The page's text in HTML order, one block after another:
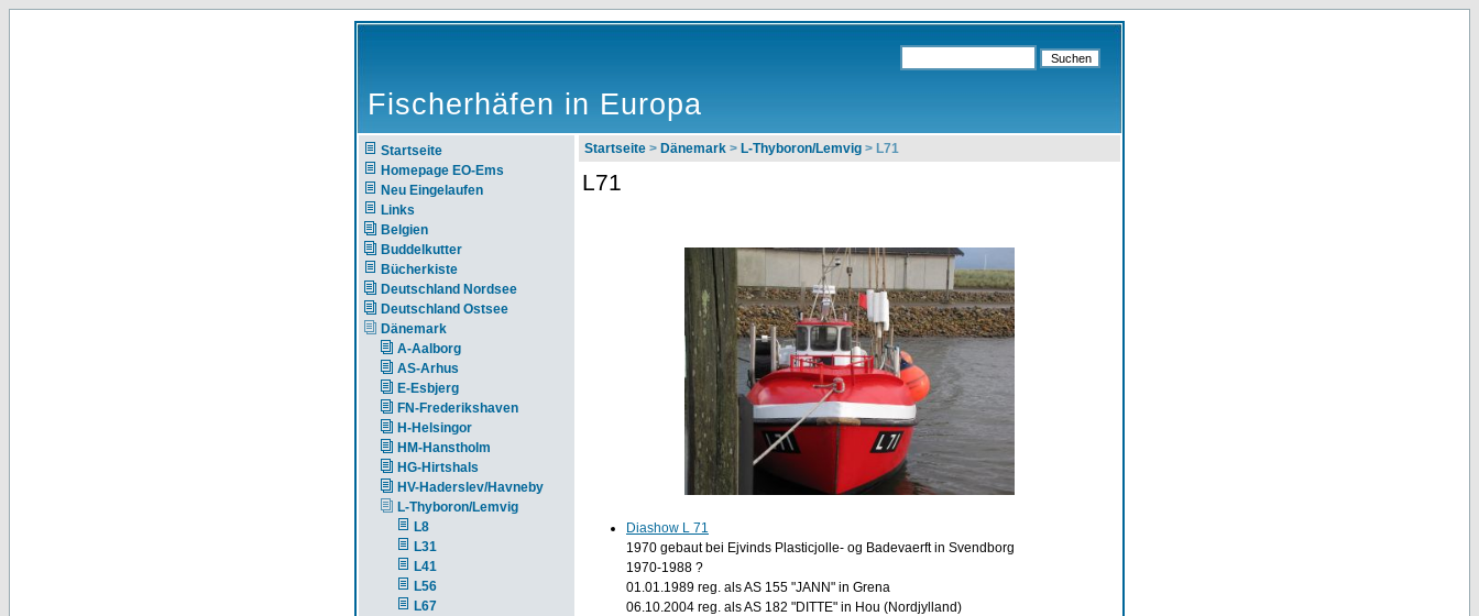
Fischerhäfen in Europa
Startseite
Homepage EO-Ems
Neu Eingelaufen
Links
Belgien
Buddelkutter
Bücherkiste
Deutschland Nordsee
Deutschland Ostsee
Dänemark
A-Aalborg
AS-Arhus
E-Esbjerg
FN-Frederikshaven
H-Helsingor
HM-Hanstholm
HG-Hirtshals
HV-Haderslev/Havneby
L-Thyboron/Lemvig
L8
L31
L41
L56
L67
Startseite > Dänemark > L-Thyboron/Lemvig > L71
L71
Diashow L 71
1970 gebaut bei Ejvinds Plasticjolle- og Badevaerft in Svendborg
1970-1988 ?
01.01.1989 reg. als AS 155 "JANN" in Grena
06.10.2004 reg. als AS 182 "DITTE" in Hou (Nordjylland)